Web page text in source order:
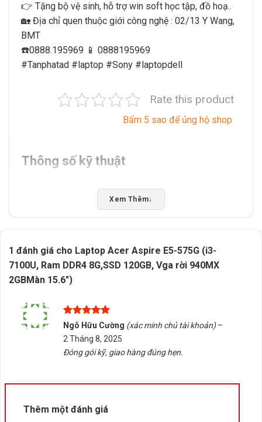
👉 Tặng bộ vệ sinh, hỗ trợ win soft học tập, đồ hoạ..
🏡 Địa chỉ quen thuộc giới công nghệ : 02/13 Y Wang,
BMT
☎️0888.195969 📱 0888195969
#Tanphatad #laptop #Sony #laptopdell
Rate this product
Bấm 5 sao để ủng hộ shop
Thông số kỹ thuật
Trung Quốc
Xem Thêm↓
1 đánh giá cho Laptop Acer Aspire E5-575G (i3-
7100U, Ram DDR4 8G,SSD 120GB, Vga rời 940MX
2GBMàn 15.6″)
Được xếp
hạng
sao
Ngô Hữu Cường (xác minh chủ tài khoản) –
2 Tháng 8, 2025
Đóng gói kỹ, giao hàng đúng hẹn.
Thêm một đánh giá